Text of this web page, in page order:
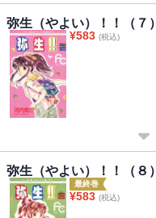
弥生（やよい）！！（７）
¥583 (税込)
弥生（やよい）！！（８）
最終巻
¥583 (税込)